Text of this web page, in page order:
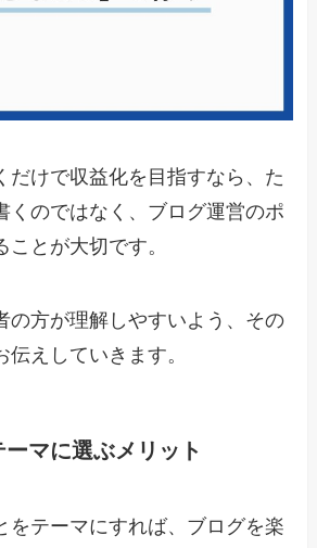
だけで収益化を目指すなら、た
くのではなく、ブログ運営のポ
とが大切です。
の方が理解しやすいよう、その
えしていきます。
マに選ぶメリット
をテーマにすれば、ブログを楽